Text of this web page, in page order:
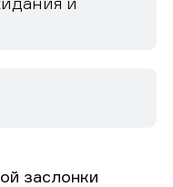
заслонки